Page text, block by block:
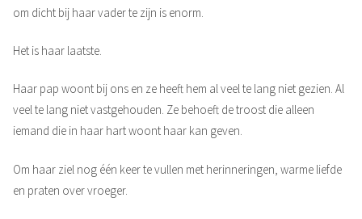
om dicht bij haar vader te zijn is enorm.
Het is haar laatste.
Haar pap woont bij ons en ze heeft hem al veel te lang niet gezien. Al
veel te lang niet vastgehouden. Ze behoeft de troost die alleen
iemand die in haar hart woont haar kan geven.
Om haar ziel nog één keer te vullen met herinneringen, warme liefde
en praten over vroeger.